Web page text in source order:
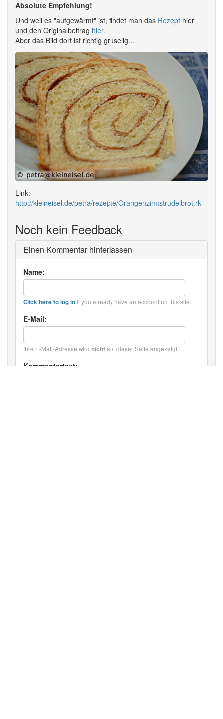
Absolute Empfehlung!
Und weil es "aufgewärmt" ist, findet man das Rezept hier
und den Originalbeitrag hier.
Aber das Bild dort ist richtig gruselig...
Link:
http://kleineisel.de/petra/rezepte/Orangenzimtstrudelbrot.rk
Noch kein Feedback
Einen Kommentar hinterlassen
Name:
Click here to log inif you already have an account on this site.
E-Mail:
Ihre E-Mail-Adresse wird nichtauf dieser Seite angezeigt.
Kommentartext: